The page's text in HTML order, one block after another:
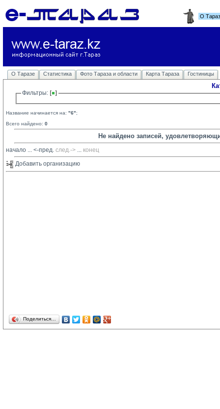
О
О Таразе Статистика Фото Тараза и области Карта Тараза Гостиницы
Фильтры:
Название начинается на: "6";
Всего найдено: 0
Не найдено записей,
начало ... <-пред. след.-> ... конец
Добавить организацию
Поделиться…